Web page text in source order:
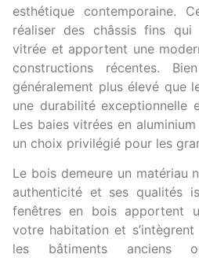
esthétique contemporaine.
réaliser des châssis fins qui
vitrée et apportent une
constructions récentes.
généralement plus élevé que
une durabilité exceptionnelle
Les baies vitrées en
un choix privilégié pour les
Le bois demeure un matériau
authenticité et ses qualités
fenêtres en bois apportent
votre habitation et s’intègrent
les bâtiments anciens